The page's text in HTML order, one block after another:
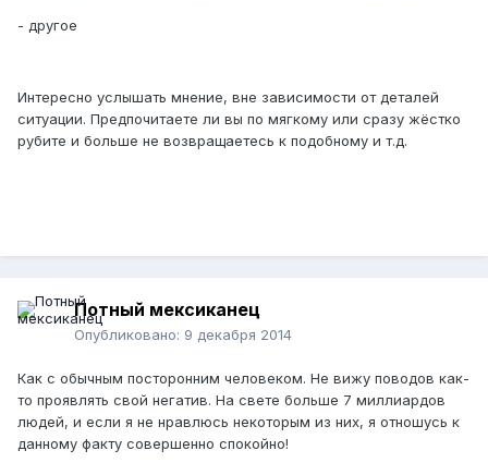
- другое
Интересно услышать мнение, вне зависимости от деталей
ситуации. Предпочитаете ли вы по мягкому или сразу жёстко
рубите и больше не возвращаетесь к подобному и т.д.
Потный мексиканец
Опубликовано: 9 декабря 2014
Как с обычным посторонним человеком. Не вижу поводов как-
то проявлять свой негатив. На свете больше 7 миллиардов
людей, и если я не нравлюсь некоторым из них, я отношусь к
данному факту совершенно спокойно!